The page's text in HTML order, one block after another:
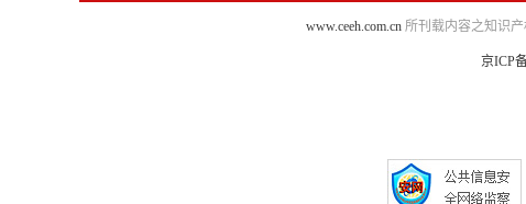
www.ceeh.com.cn所刊载内容之知识产
京ICP